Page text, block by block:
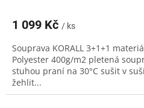
1 099 Kč / ks
Souprava KORALL 3+1+1
Polyester 400g/m2 pletená
stuhou praní na 30°C sušit v
žehlit...